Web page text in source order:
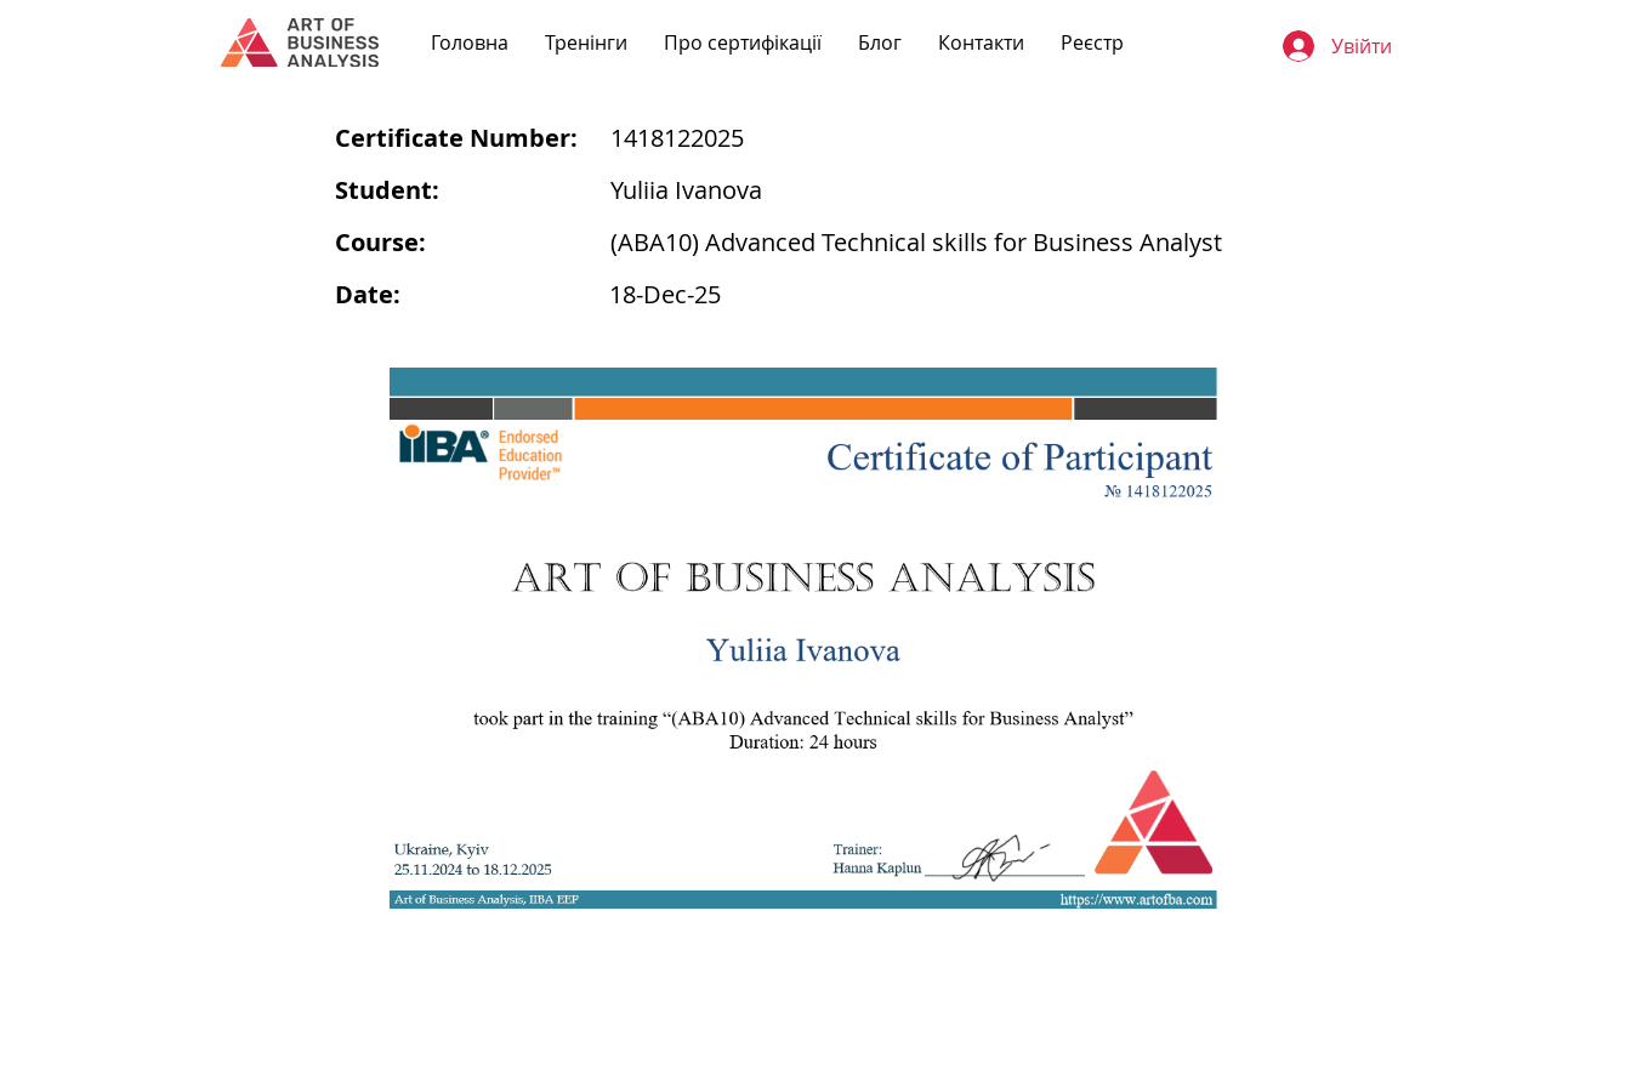
Головна Тренінги Про сертифікації Блог Контакти Реєстр Увійти
Certificate Number:
Student:
Course:
Date:
1418122025
Yuliia Ivanova
(ABA10) Advanced Technical skills for Business Analyst
18-Dec-25